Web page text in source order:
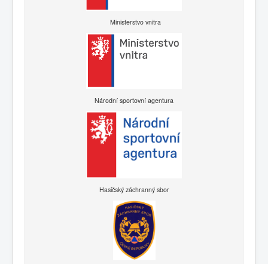
Ministerstvo vnitra
Národní sportovní agentura
Hasičský záchranný sbor